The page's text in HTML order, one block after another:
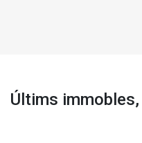
Últims